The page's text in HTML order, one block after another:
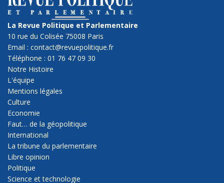
La Revue Politique et Parlementaire
10 rue du Colisée 75008 Paris
Email : contact@revuepolitique.fr
Téléphone : 01 76 47 09 30
Notre Histoire
L'équipe
Mentions légales
Culture
Economie
Faut… de la géopolitique
International
La tribune du parlementaire
Libre opinion
Politique
Science et technologie